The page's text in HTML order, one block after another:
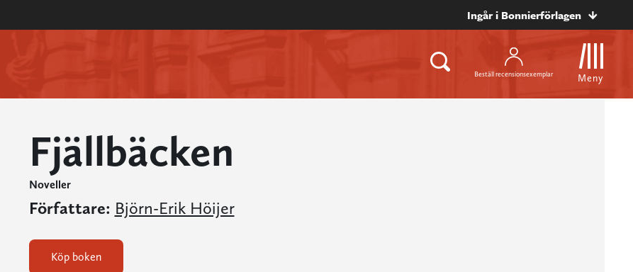
Ingår i Bonnierförlagen
Beställ recensionsexemplar Meny
Fjällbäcken
Noveller
Författare: Björn-Erik Höijer
Köp boken